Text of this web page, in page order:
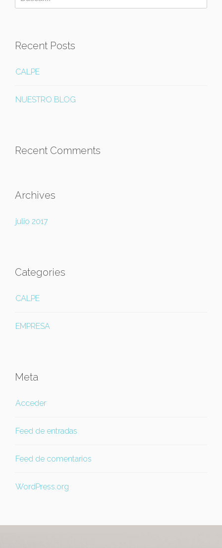
Recent Posts
CALPE
NUESTRO BLOG
Recent Comments
Archives
julio 2017
Categories
CALPE
EMPRESA
Meta
Acceder
Feed de entradas
Feed de comentarios
WordPress.org